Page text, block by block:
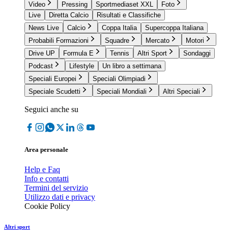
Video Pressing Sportmediaset XXL
Foto
Live
Diretta Calcio
Risultati e Classifiche
News Live
Calcio Coppa Italia
Supercoppa Italiana
Probabili Formazioni
Squadre Mercato
Motori
Drive UP
Formula E Tennis Altri Sport
Sondaggi
Podcast
Lifestyle
Un libro a settimana
Speciali Europei
Speciali Olimpiadi
Speciale Scudetti
Speciali Mondiali Altri Speciali
Seguici anche su
Area personale
Help e Faq
Info e contatti
Termini del servizio
Utilizzo dati e privacy
Cookie Policy
Altri sport